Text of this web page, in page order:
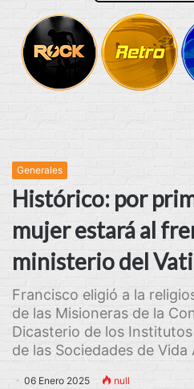
Generales
Histórico: por
mujer estará al
ministerio del
Francisco eligió a la
de las Misioneras de la
Dicasterio de los
de las Sociedades de Vida
06 Enero 2025 null